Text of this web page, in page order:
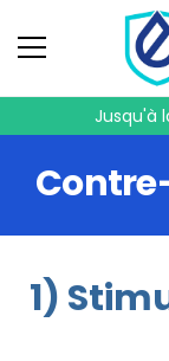
Jusqu'à
1)